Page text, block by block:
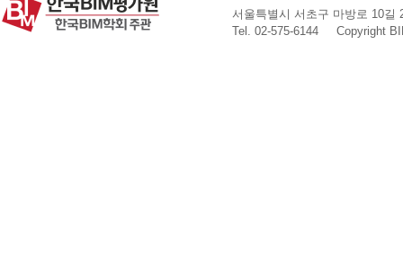
서울특별시 서초구 마방로 10길
Tel. 02-575-6144
Copyright